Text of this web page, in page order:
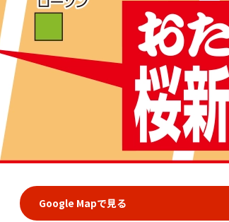
Google Mapで見る